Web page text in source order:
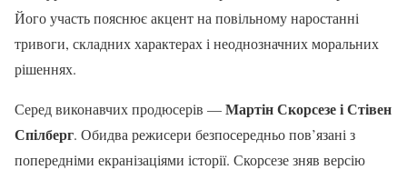
Його участь пояснює акцент на повільному наростанні
тривоги, складних характерах і неоднозначних моральних
рішеннях.
Серед виконавчих продюсерів —Мартін Скорсезе і Стівен
Спілберг. Обидва режисери безпосередньо пов’язані з
попередніми екранізаціями історії. Скорсезе зняв версію